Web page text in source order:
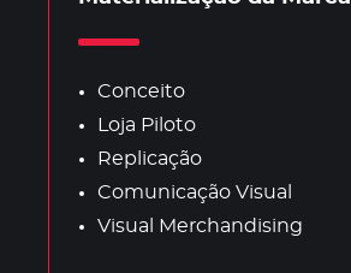
Conceito
Loja Piloto
Replicação
Comunicação Visual
Visual Merchandising